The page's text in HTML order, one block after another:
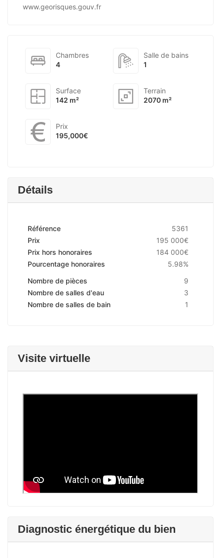
www.georisques.gouv.fr
Chambres
4
Salle de bains
1
Surface
142 m²
Terrain
2070 m²
Prix
195,000€
Détails
Référence
5361
Prix
195 000€
Prix hors honoraires
184 000€
Pourcentage honoraires
5.98%
Nombre de pièces
9
Nombre de salles d'eau
3
Nombre de salles de bain
1
Visite virtuelle
Diagnostic énergétique du bien